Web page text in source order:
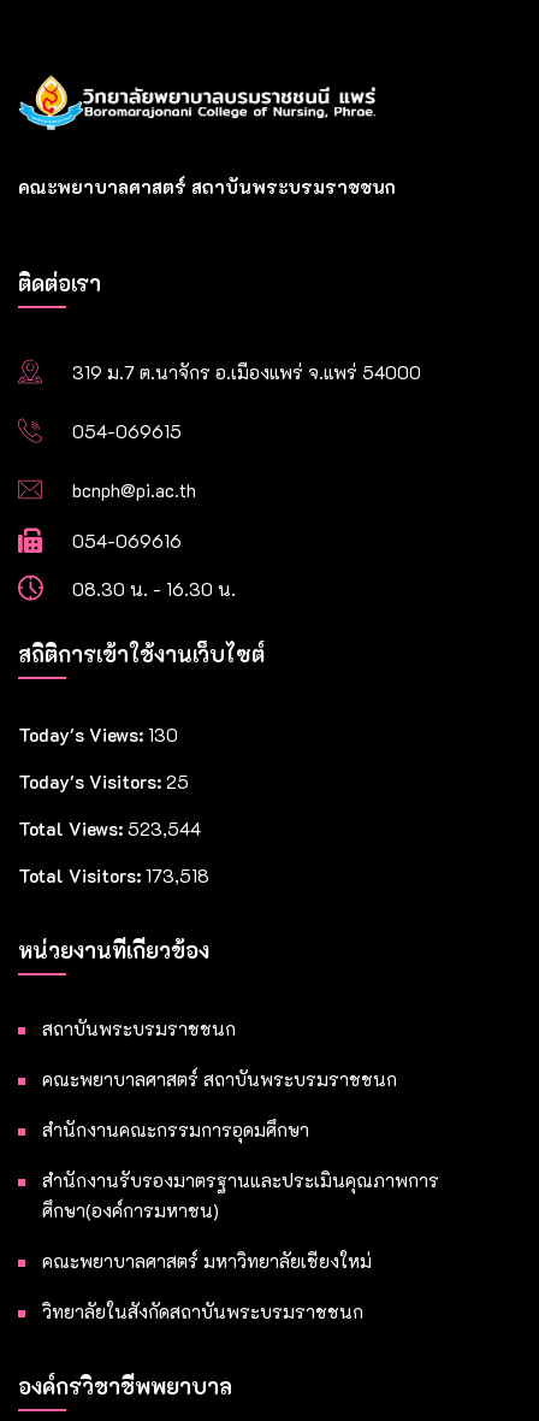
คณะพยาบาลศาสตร์ สถาบันพระบรมราชชนก
ติดต่อเรา
319 ม.7 ต.นาจักร อ.เมืองแพร่ จ.แพร่ 54000
054-069615
bcnph@pi.ac.th
054-069616
08.30 น. - 16.30 น.
สถิติการเข้าใช้งานเว็บไซต์
Today's Views: 130
Today's Visitors: 25
Total Views: 523,544
Total Visitors: 173,518
หน่วยงานที่เกี่ยวข้อง
สถาบันพระบรมราชชนก
คณะพยาบาลศาสตร์ สถาบันพระบรมราชชนก
สำนักงานคณะกรรมการอุดมศึกษา
สำนักงานรับรองมาตรฐานและประเมินคุณภาพการ
ศึกษา(องค์การมหาชน)
คณะพยาบาลศาสตร์ มหาวิทยาลัยเชียงใหม่
วิทยาลัยในสังกัดสถาบันพระบรมราชชนก
องค์กรวิชาชีพพยาบาล